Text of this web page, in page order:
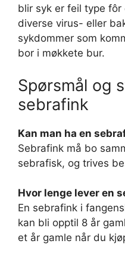
blir syk er feil type
diverse virus- eller
sykdommer som
bor i møkkete bur.
Spørsmål og
sebrafink
Kan man ha en
Sebrafink må bo
sebrafisk, og trives
Hvor lenge lever en
En sebrafink i
kan bli opptil 8 år
et år gamle når du